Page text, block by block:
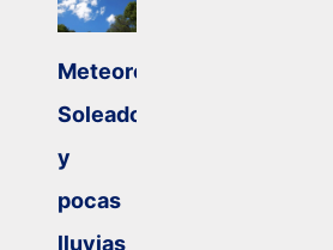
Meteorología:
Soleado
y
pocas
lluvias